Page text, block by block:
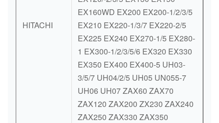
HITACHI
EX160WD EX200 EX200-1/2/3/5
EX210 EX220-1/3/7 EX220-2/5
EX225 EX240 EX270-1/5 EX280-
1 EX300-1/2/3/5/6 EX320 EX330
EX350 EX400 EX400-5 UH03-
3/5/7 UH04/2/5 UH05 UN055-7
UH06 UH07 ZAX60 ZAX70
ZAX120 ZAX200 ZX230 ZAX240
ZAX250 ZAX330 ZAX350